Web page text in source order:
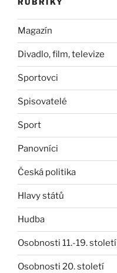
RUBRIKY
Magazín
Divadlo, film, televize
Sportovci
Spisovatelé
Sport
Panovníci
Česká politika
Hlavy států
Hudba
Osobnosti 11.-19. století
Osobnosti 20. století